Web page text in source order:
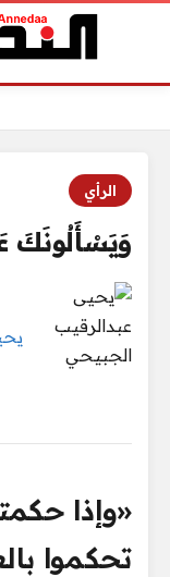
الرأي
وَيَسْأَلُونَكَ
«وإذا